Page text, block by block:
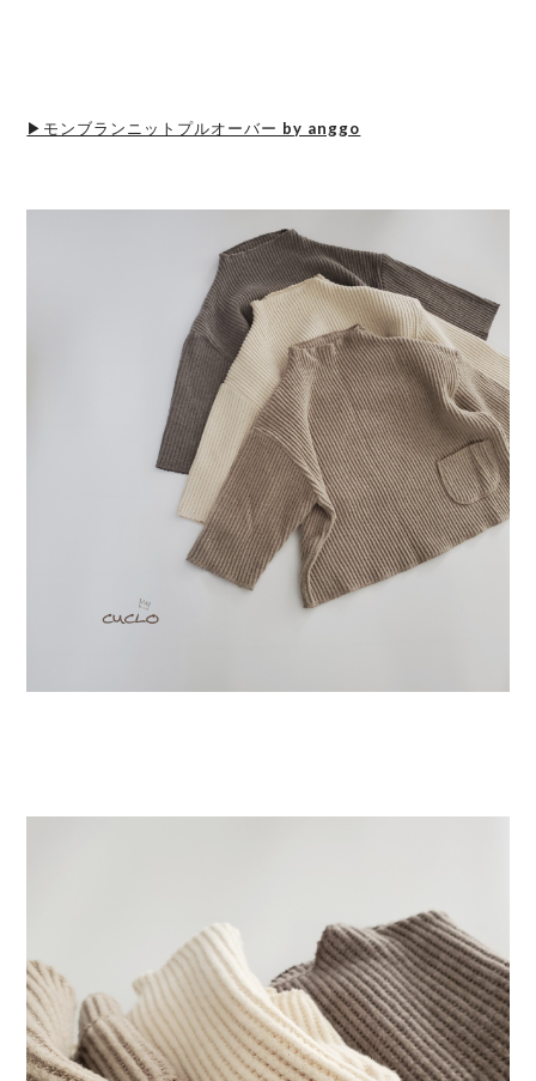
▶モンブランニットプルオーバー by anggo